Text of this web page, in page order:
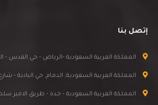
إتصل بنا
المملكة العربية السعودية -الرياض - حي القدس -
المملكة العربية السعودية, الدمام, حي البادية -
المملكة العربية السعودية - جدة - طريق الامير